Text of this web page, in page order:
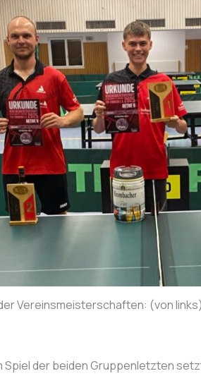
Vereinsmeisterschaften: (von
der beiden Gruppenletzten